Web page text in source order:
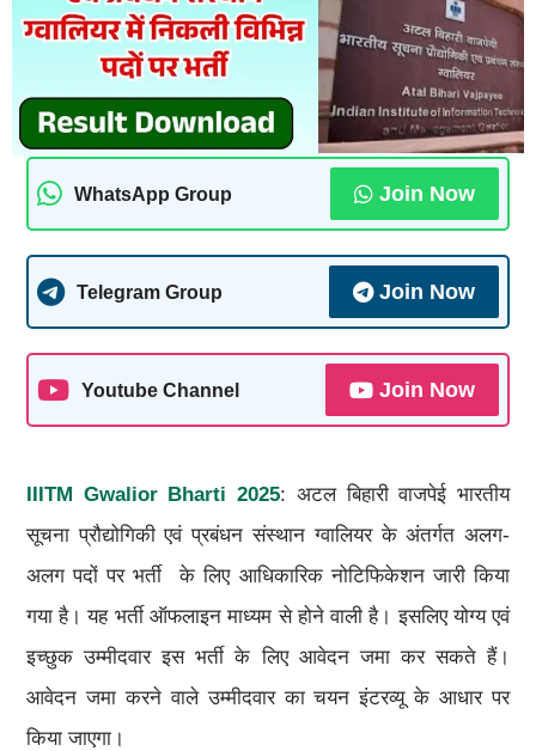
WhatsApp Group Join Now
Telegram Group Join Now
Youtube Channel Join Now
IIITM Gwalior Bharti 2025: अटल बिहारी वाजपेई भारतीय
सूचना प्रौद्योगिकी एवं प्रबंधन संस्थान ग्वालियर के अंतर्गत अलग-
अलग पदों पर भर्ती के लिए आधिकारिक नोटिफिकेशन जारी किया
गया है। यह भर्ती ऑफलाइन माध्यम से होने वाली है। इसलिए योग्य एवं
इच्छुक उम्मीदवार इस भर्ती के लिए आवेदन जमा कर सकते हैं।
आवेदन जमा करने वाले उम्मीदवार का चयन इंटरव्यू के आधार पर
किया जाएगा।